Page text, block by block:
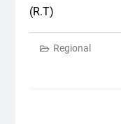
(R.T)
Regional